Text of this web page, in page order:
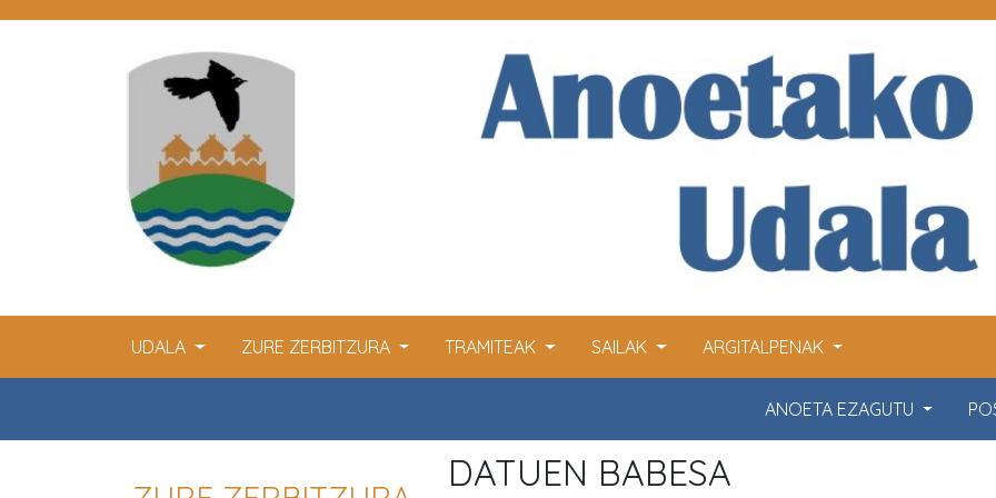
UDALA ZURE ZERBITZURA TRAMITEAK SAILAK ARGITALPENAK
ANOETA EZAGUTU
DATUEN BABESA